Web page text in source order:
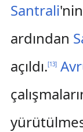
Santrali
ardından
açıldı.[13]